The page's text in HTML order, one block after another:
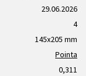
29.06.2026
4
145x205 mm
Pointa
0,311